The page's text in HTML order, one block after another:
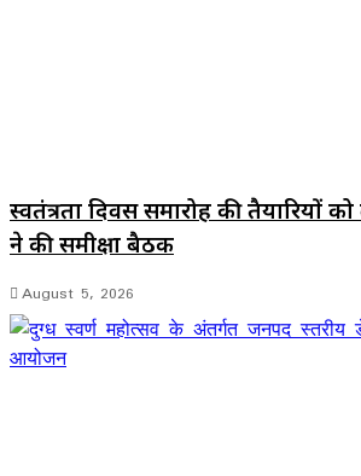
स्वतंत्रता दिवस समारोह की तैयारियों
ने की समीक्षा बैठक
August 5, 2026